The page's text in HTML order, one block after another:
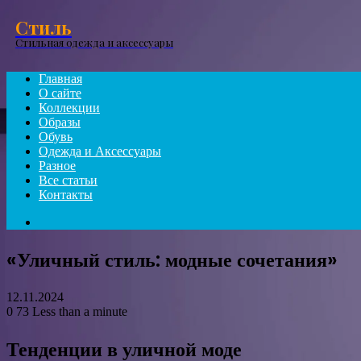
Стиль
Стильная одежда и аксессуары
Главная
О сайте
Коллекции
Образы
Обувь
Одежда и Аксессуары
Разное
Все статьи
Контакты
«Уличный стиль: модные сочетания»
12.11.2024
0 73 Less than a minute
Тенденции в уличной моде